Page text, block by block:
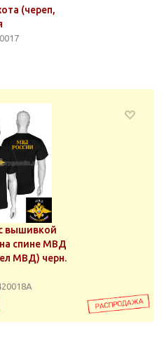
(череп,
вышивкой
спине МВД
МВД) черн.